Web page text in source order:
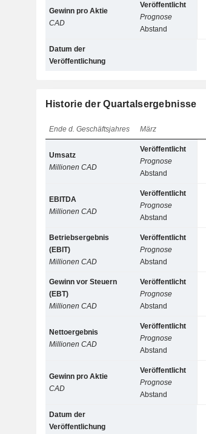
Gewinn pro Aktie
CAD
Veröffentlicht
Prognose
Abstand
Datum der
Veröffentlichung
Historie der Quartalsergebnisse
Ende d. Geschäftsjahres März
Umsatz
Millionen CAD
Veröffentlicht
Prognose
Abstand
EBITDA
Millionen CAD
Veröffentlicht
Prognose
Abstand
Betriebsergebnis
(EBIT)
Millionen CAD
Veröffentlicht
Prognose
Abstand
Gewinn vor Steuern
(EBT)
Millionen CAD
Veröffentlicht
Prognose
Abstand
Nettoergebnis
Millionen CAD
Veröffentlicht
Prognose
Abstand
Gewinn pro Aktie
CAD
Veröffentlicht
Prognose
Abstand
Datum der
Veröffentlichung